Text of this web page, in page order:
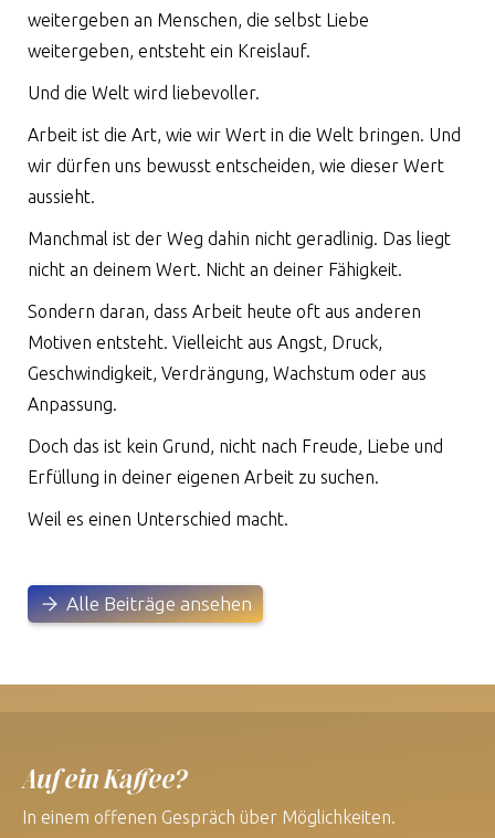
weitergeben an Menschen, die selbst Liebe
weitergeben, entsteht ein Kreislauf.
Und die Welt wird liebevoller.
Arbeit ist die Art, wie wir Wert in die Welt bringen. Und
wir dürfen uns bewusst entscheiden, wie dieser Wert
aussieht.
Manchmal ist der Weg dahin nicht geradlinig. Das liegt
nicht an deinem Wert. Nicht an deiner Fähigkeit.
Sondern daran, dass Arbeit heute oft aus anderen
Motiven entsteht. Vielleicht aus Angst, Druck,
Geschwindigkeit, Verdrängung, Wachstum oder aus
Anpassung.
Doch das ist kein Grund, nicht nach Freude, Liebe und
Erfüllung in deiner eigenen Arbeit zu suchen.
Weil es einen Unterschied macht.
Alle Beiträge ansehen
Auf ein Kaffee?
In einem offenen Gespräch über Möglichkeiten.